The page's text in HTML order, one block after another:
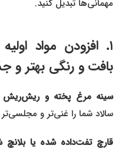
مهمانی‌ها تبدیل کنید.
۱. افزودن مواد
بافت و رنگی بهتر و
سینه مرغ پخته و ریش‌ریش یا
سالاد شما را غنی‌تر و مجلسی‌تر
قارچ تفت‌داده شده یا بلانچ